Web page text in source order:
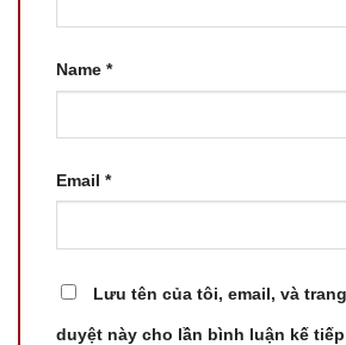
Name *
Email *
Lưu tên của tôi, email, và
duyệt này cho lần bình luận kế